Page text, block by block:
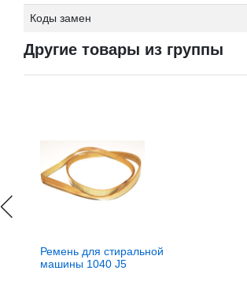
Коды замен
Другие товары из группы
Ремень для стиральной
машины 1040 J5